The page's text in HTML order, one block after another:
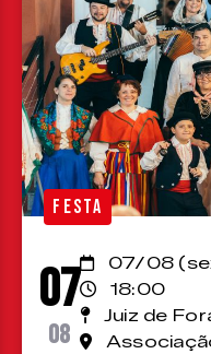
FESTA
07
08
07/08
18:00
Juiz de